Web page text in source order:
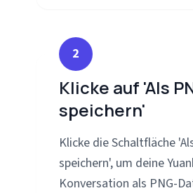
2
Klicke auf 'Als
speichern'
Klicke die Schaltfläche
speichern', um deine
Konversation als PNG-